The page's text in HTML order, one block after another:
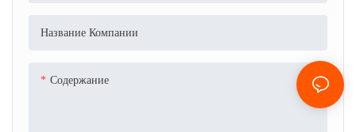
Название Компании
Содержание